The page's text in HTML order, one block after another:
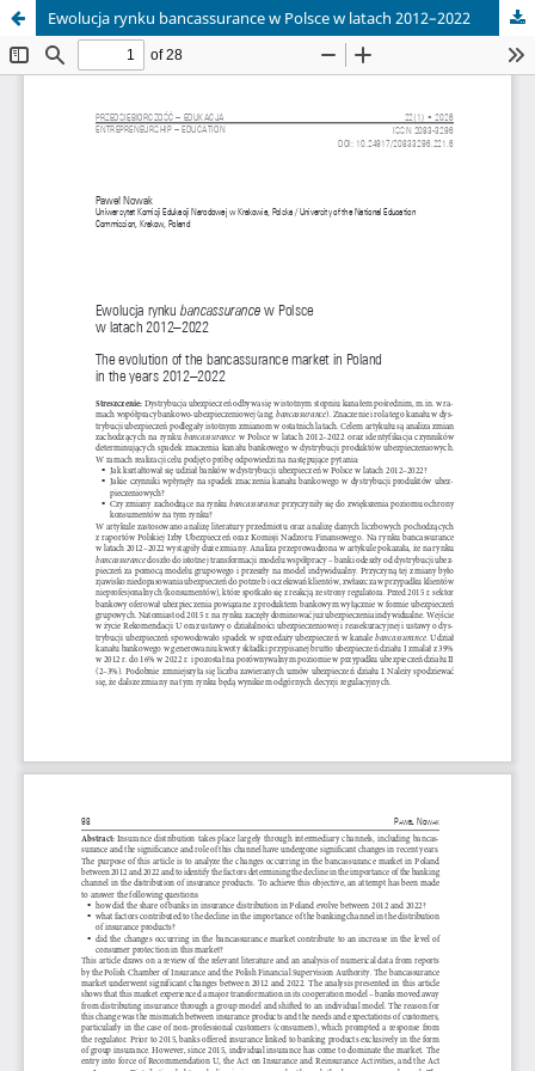
Ewolucja rynku bancassurance w Polsce w latach 2012–2022